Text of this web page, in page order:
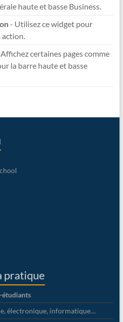
haute et basse Business.
- Utilisez ce widget pour
action.
certaines pages comme
la barre haute et basse
pratique
étudiants
électronique, informatique…